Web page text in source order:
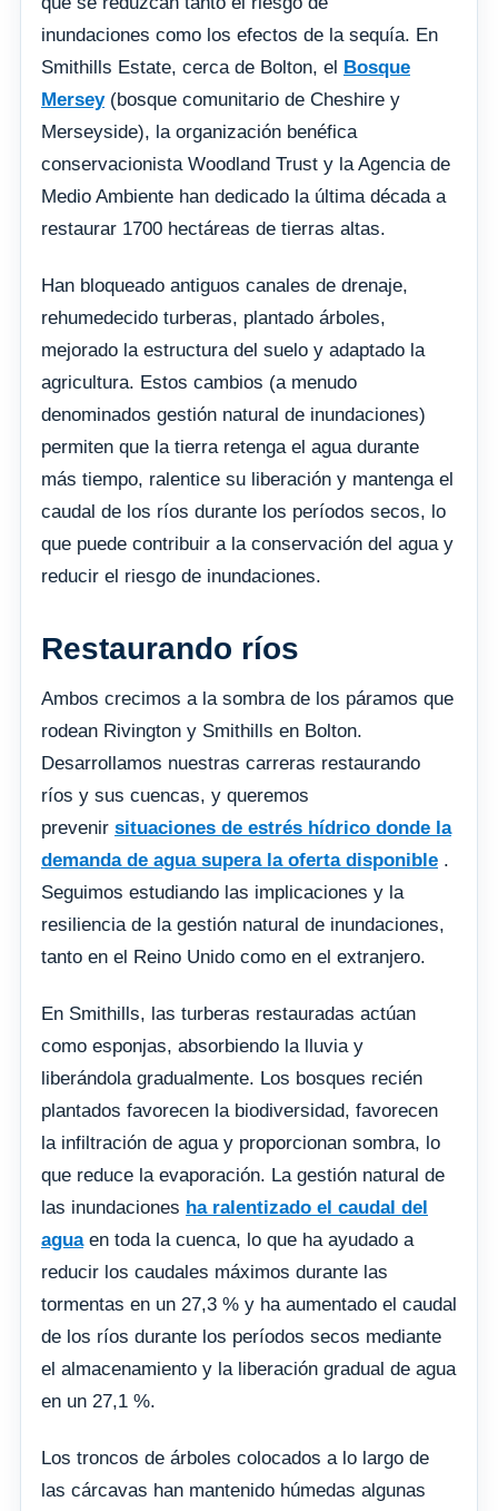
inundaciones como los efectos de la sequía. En
Smithills Estate, cerca de Bolton, el
Bosque
Mersey(bosque comunitario de Cheshire y
Merseyside), la organización benéfica
conservacionista Woodland Trust y la Agencia de
Medio Ambiente han dedicado la última década a
restaurar 1700 hectáreas de tierras altas.
Han bloqueado antiguos canales de drenaje,
rehumedecido turberas, plantado árboles,
mejorado la estructura del suelo y adaptado la
agricultura. Estos cambios (a menudo
denominados gestión natural de inundaciones)
permiten que la tierra retenga el agua durante
más tiempo, ralentice su liberación y mantenga el
caudal de los ríos durante los períodos secos, lo
que puede contribuir a la conservación del agua y
reducir el riesgo de inundaciones.
Restaurando ríos
Ambos crecimos a la sombra de los páramos que
rodean Rivington y Smithills en Bolton.
Desarrollamos nuestras carreras restaurando
ríos y sus cuencas, y queremos
prevenir situaciones de estrés hídrico donde la
demanda de agua supera la oferta disponible .
Seguimos estudiando las implicaciones y la
resiliencia de la gestión natural de inundaciones,
tanto en el Reino Unido como en el extranjero.
En Smithills, las turberas restauradas actúan
como esponjas, absorbiendo la lluvia y
liberándola gradualmente. Los bosques recién
plantados favorecen la biodiversidad, favorecen
la infiltración de agua y proporcionan sombra, lo
que reduce la evaporación. La gestión natural de
las inundaciones ha ralentizado el caudal del
aguaen toda la cuenca, lo que ha ayudado a
reducir los caudales máximos durante las
tormentas en un 27,3 % y ha aumentado el caudal
de los ríos durante los períodos secos mediante
el almacenamiento y la liberación gradual de agua
en un 27,1 %.
Los troncos de árboles colocados a lo largo de
las cárcavas han mantenido húmedas algunas